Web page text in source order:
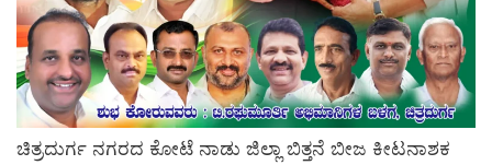
ಚಿತ್ರದುರ್ಗ ನಗರದ ಕೋಟೆ ನಾಡು ಜಿಲ್ಲಾ ಬಿತ್ತನೆ ಬೀಜ ಕೀಟನಾಶಕ